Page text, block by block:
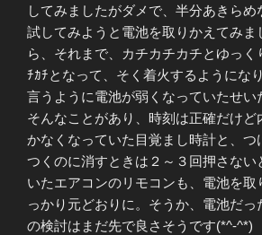
してみましたがダメで、半分あきらめ
試してみようと電池を取りかえてみま
ら、それまで、カチカチカチとゆっく
ﾁｶﾁとなって、そく着火するように
言うように電池が弱くなっていたせい
そんなことがあり、時刻は正確だけど
かなくなっていた目覚まし時計と、つ
つくのに消すときは２～３回押さない
いたエアコンのリモコンも、電池を取
っかり元どおりに。そうか、電池だっ
の検討はまだ先で良さそうです(*^-^*)